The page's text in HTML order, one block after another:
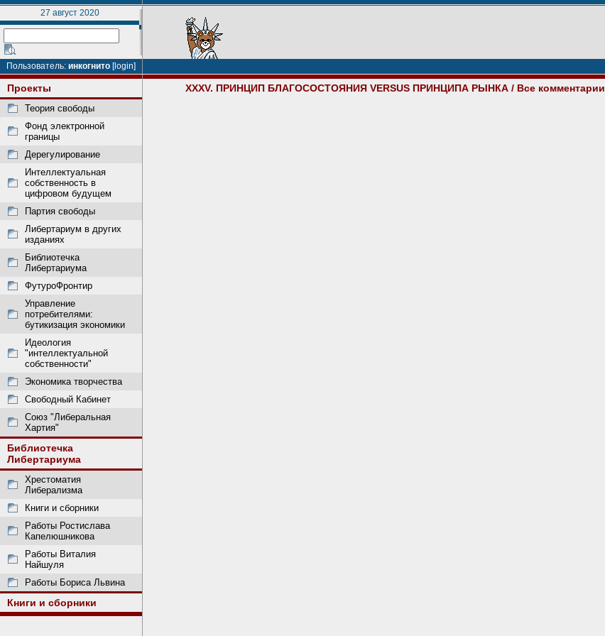
27 август 2020
Пользователь: инкогнито [login]
Проекты
Теория свободы
Фонд электронной
границы
Дерегулирование
Интеллектуальная
собственность в
цифровом будущем
Партия свободы
Либертариум в других
изданиях
Библиотечка
Либертариума
ФутуроФронтир
Управление
потребителями:
бутикизация экономики
Идеология
"интеллектуальной
собственности"
Экономика творчества
Свободный Кабинет
Союз "Либеральная
Хартия"
Библиотечка
Либертариума
Хрестоматия
Либерализма
Книги и сборники
Работы Ростислава
Капелюшникова
Работы Виталия
Найшуля
Работы Бориса Львина
Книги и сборники
XXXV. ПРИНЦИП БЛАГОСОСТОЯНИЯ VERSUS ПРИНЦИПА РЫНКА / Все комментарии